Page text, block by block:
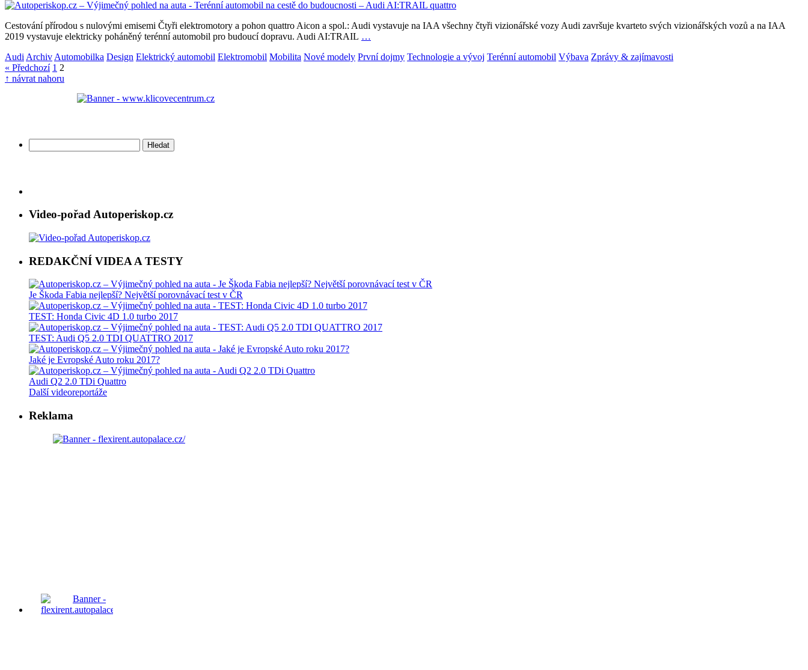
Cestování přírodou s nulovými emisemi Čtyři elektromotory a pohon quattro Aicon a spol.: Audi vystavuje na IAA všechny čtyři vizionářské vozy Audi završuje kvarteto svých vizionářských vozů a na IAA
2019 vystavuje elektricky poháněný terénní automobil pro budoucí dopravu. Audi AI:TRAIL …
Audi Archiv Automobilka Design Elektrický automobil Elektromobil Mobilita Nové modely První dojmy Technologie a vývoj Terénní automobil Výbava Zprávy & zajímavosti
« Předchozí 1 2
↑ návrat nahoru
Video-pořad Autoperiskop.cz
REDAKČNÍ VIDEA A TESTY
Je Škoda Fabia nejlepší? Největší porovnávací test v ČR
TEST: Honda Civic 4D 1.0 turbo 2017
TEST: Audi Q5 2.0 TDI QUATTRO 2017
Jaké je Evropské Auto roku 2017?
Audi Q2 2.0 TDi Quattro
Další videoreportáže
Reklama